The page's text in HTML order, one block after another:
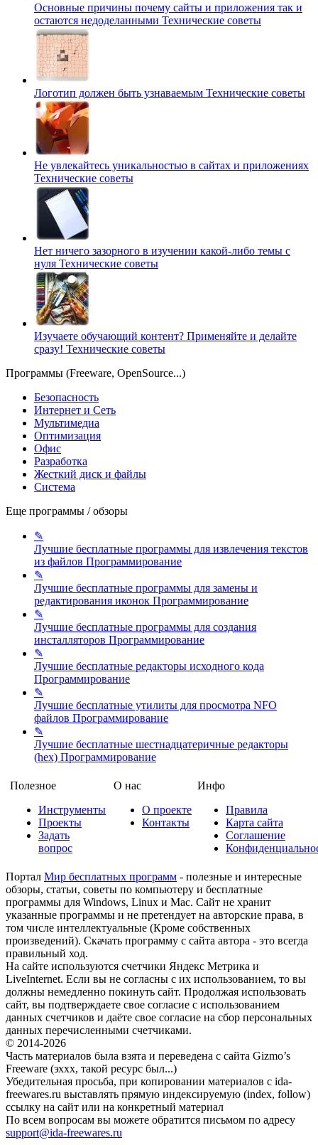
Основные причины почему сайты и приложения так и
остаются недоделанными Технические советы
Логотип должен быть узнаваемым Технические советы
Не увлекайтесь уникальностью в сайтах и приложениях
Технические советы
Нет ничего зазорного в изучении какой-либо темы с
нуля Технические советы
Изучаете обучающий контент? Применяйте и делайте
сразу! Технические советы
Программы (Freeware, OpenSource...)
Безопасность
Интернет и Сеть
Мультимедиа
Оптимизация
Офис
Разработка
Жесткий диск и файлы
Система
Еще программы / обзоры
✎
Лучшие бесплатные программы для извлечения текстов
из файлов Программирование
✎
Лучшие бесплатные программы для замены и
редактирования иконок Программирование
✎
Лучшие бесплатные программы для создания
инсталляторов Программирование
✎
Лучшие бесплатные редакторы исходного кода
Программирование
✎
Лучшие бесплатные утилиты для просмотра NFO
файлов Программирование
✎
Лучшие бесплатные шестнадцатеричные редакторы
(hex) Программирование
Полезное
Инструменты
Проекты
Задать
вопрос
О нас
О проекте
Контакты
Инфо
Правила
Карта сайта
Соглашение
Портал Мир бесплатных программ - полезные и интересные
обзоры, статьи, советы по компьютеру и бесплатные
программы для Windows, Linux и Mac. Сайт не хранит
указанные программы и не претендует на авторские права, в
том числе интеллектуальные (Кроме собственных
произведений). Скачать программу с сайта автора - это всегда
правильный ход.
На сайте используются счетчики Яндекс Метрика и
LiveInternet. Если вы не согласны с их использованием, то вы
должны немедленно покинуть сайт. Продолжая использовать
сайт, вы подтверждаете свое согласие с использованием
данных счетчиков и даёте свое согласие на сбор персональных
данных перечисленными счетчиками.
© 2014-2026
Часть материалов была взята и переведена с сайта Gizmo’s
Freeware (эххх, такой ресурс был...)
Убедительная просьба, при копировании материалов с ida-
freewares.ru выставлять прямую индексируемую (index, follow)
ссылку на сайт или на конкретный материал
По всем вопросам вы можете обратится письмом по адресу
support@ida-freewares.ru